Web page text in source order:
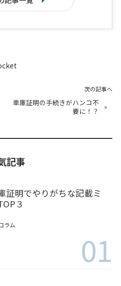
次の記事へ
車庫証明の手続きがハンコ不
要に！？
»
記事
証明でやりがちな記載ミ
３
ラム
01